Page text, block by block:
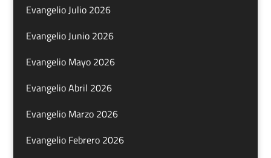
Evangelio Julio 2026
Evangelio Junio 2026
Evangelio Mayo 2026
Evangelio Abril 2026
Evangelio Marzo 2026
Evangelio Febrero 2026